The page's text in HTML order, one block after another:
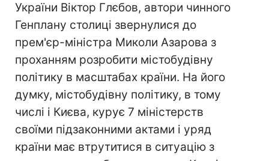
України Віктор Глєбов, автори чинного
Генплану столиці звернулися до
прем'єр-міністра Миколи Азарова з
проханням розробити містобудівну
політику в масштабах країни. На його
думку, містобудівну політику, в тому
числі і Києва, курує 7 міністерств
своїми підзаконними актами і уряд
країни має втрутитися в ситуацію з